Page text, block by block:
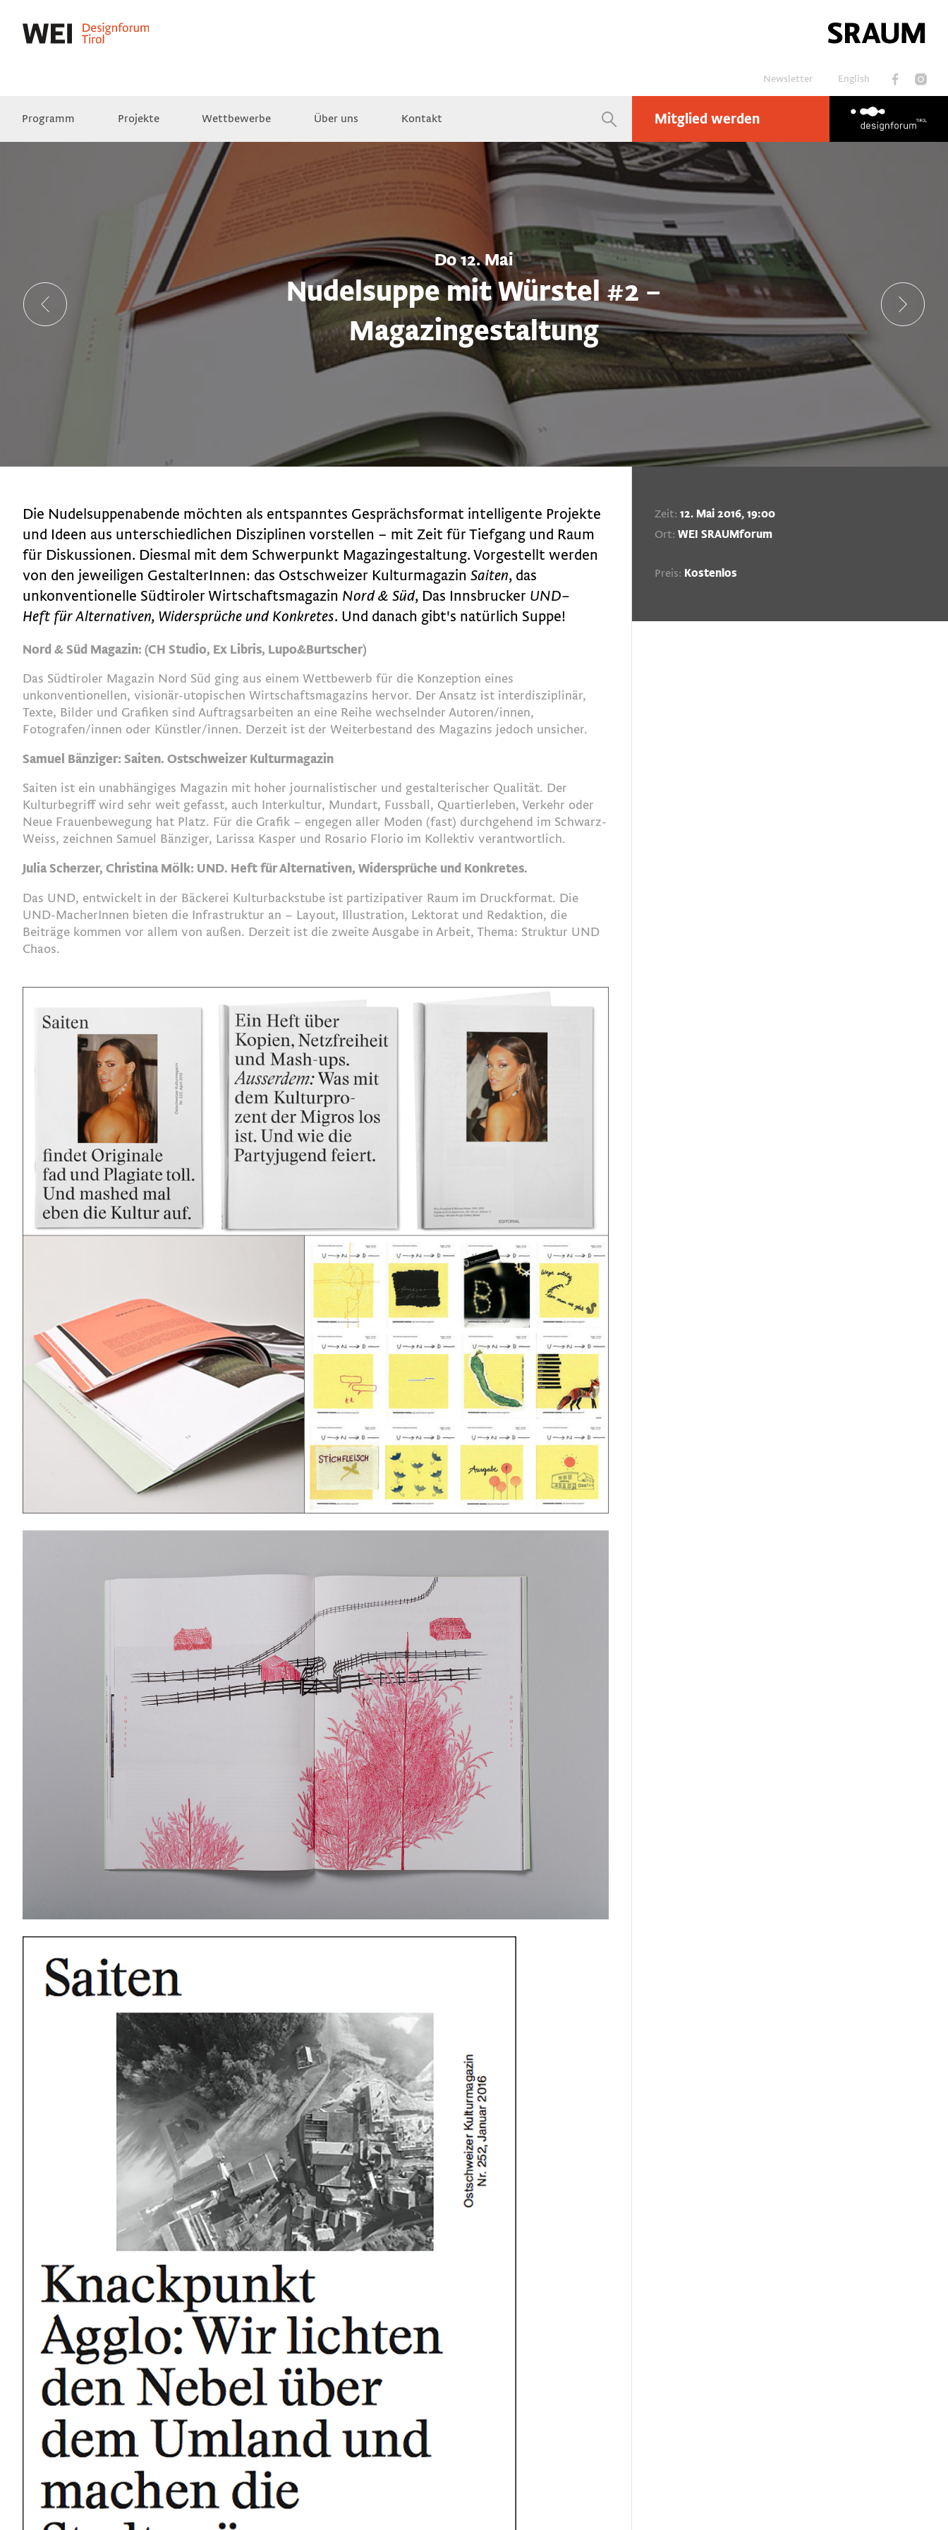
Newsletter English
Programm Projekte Wettbewerbe Über uns Kontakt Mitglied werden
Empfehlungen
Do 12. Mai
Nudelsuppe mit Würstel #2 –
Magazingestaltung
Die Nudelsuppenabende möchten als entspanntes Gesprächsformat intelligente Projekte
und Ideen aus unterschiedlichen Disziplinen vorstellen – mit Zeit für Tiefgang und Raum
für Diskussionen. Diesmal mit dem Schwerpunkt Magazingestaltung. Vorgestellt werden
von den jeweiligen GestalterInnen: das Ostschweizer Kulturmagazin Saiten, das
unkonventionelle Südtiroler Wirtschaftsmagazin Nord & Süd, Das Innsbrucker UND–
Heft für Alternativen, Widersprüche und Konkretes. Und danach gibt's natürlich Suppe!
Nord & Süd Magazin: (CH Studio, Ex Libris, Lupo&Burtscher)
Das Südtiroler Magazin Nord Süd ging aus einem Wettbewerb für die Konzeption eines
unkonventionellen, visionär-utopischen Wirtschaftsmagazins hervor. Der Ansatz ist interdisziplinär,
Texte, Bilder und Grafiken sind Auftragsarbeiten an eine Reihe wechselnder Autoren/innen,
Fotografen/innen oder Künstler/innen. Derzeit ist der Weiterbestand des Magazins jedoch unsicher.
Samuel Bänziger: Saiten. Ostschweizer Kulturmagazin
Saiten ist ein unabhängiges Magazin mit hoher journalistischer und gestalterischer Qualität. Der
Kulturbegriff wird sehr weit gefasst, auch Interkultur, Mundart, Fussball, Quartierleben, Verkehr oder
Neue Frauenbewegung hat Platz. Für die Grafik – engegen aller Moden (fast) durchgehend im Schwarz-
Weiss, zeichnen Samuel Bänziger, Larissa Kasper und Rosario Florio im Kollektiv verantwortlich.
Julia Scherzer, Christina Mölk: UND. Heft für Alternativen, Widersprüche und Konkretes.
Das UND, entwickelt in der Bäckerei Kulturbackstube ist partizipativer Raum im Druckformat. Die
UND-MacherInnen bieten die Infrastruktur an – Layout, Illustration, Lektorat und Redaktion, die
Beiträge kommen vor allem von außen. Derzeit ist die zweite Ausgabe in Arbeit, Thema: Struktur UND
Chaos.
Zeit: 12. Mai 2016, 19:00
Ort: WEI SRAUMforum
Preis: Kostenlos